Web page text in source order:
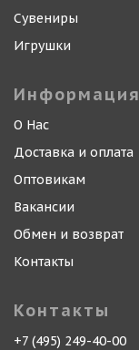
Сувениры
Игрушки
Информация
О Нас
Доставка и оплата
Оптовикам
Вакансии
Обмен и возврат
Контакты
Контакты
+7 (495) 249-40-00